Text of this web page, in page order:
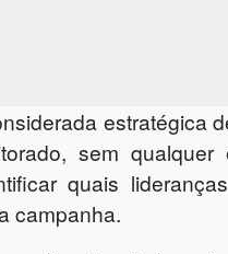
estratégica
sem
quais
campanha.